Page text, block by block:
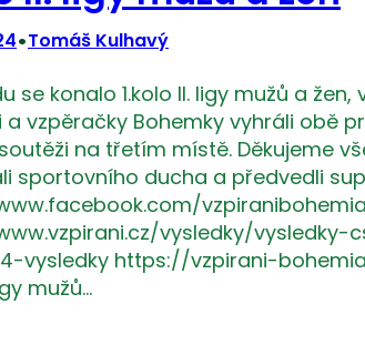
•Tomáš Kulhavý
se konalo 1.kolo II. ligy mužů a
vzpěračky Bohemky vyhráli obě
na třetím místě. Děkujeme
sportovního ducha a předvedli
vysledky/
vysledky https://vzpirani-
mužů…